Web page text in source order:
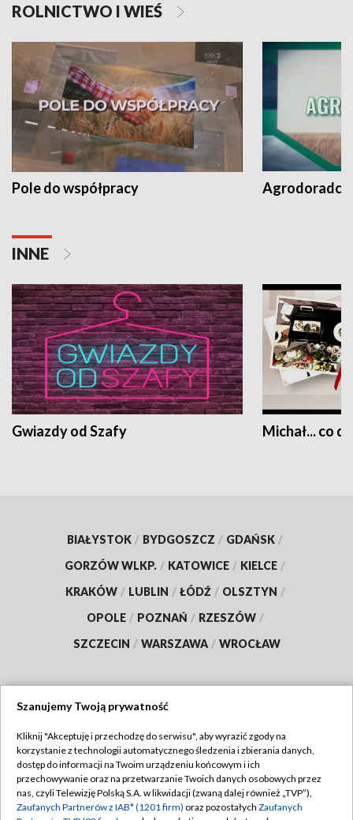
ROLNICTWO I WIEŚ
Pole do współpracy Agrodoradcy
INNE
Gwiazdy od Szafy Michał... co
BIAŁYSTOK / BYDGOSZCZ / GDAŃSK /
GORZÓW WLKP. / KATOWICE / KIELCE /
KRAKÓW / LUBLIN / ŁÓDŹ / OLSZTYN /
OPOLE / POZNAŃ / RZESZÓW /
SZCZECIN / WARSZAWA / WROCŁAW
TVP
Abonament TVP
Emisja w TVP
Regulamin TVP
Polityka prywatności
Szanujemy Twoją prywatność
Kliknij "Akceptuję i przechodzę do serwisu", aby wyrazić zgody na
korzystanie z technologii automatycznego śledzenia i zbierania danych,
dostęp do informacji na Twoim urządzeniu końcowym i ich
przechowywanie oraz na przetwarzanie Twoich danych osobowych przez
nas, czyli Telewizję Polską S.A. w likwidacji (zwaną dalej również „TVP”),
Zaufanych Partnerów z IAB* (1201 firm) oraz pozostałych Zaufanych